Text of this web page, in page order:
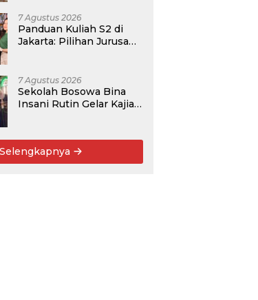
7 Agustus 2026
Panduan Kuliah S2 di
Jakarta: Pilihan Jurusan,
7 Agustus 2026
Sekolah Bosowa Bina
Insani Rutin Gelar Kajian
Umum
Selengkapnya